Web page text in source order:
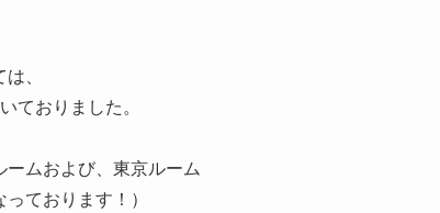
、
ておりました。
ームおよび、東京ルーム
ております！）